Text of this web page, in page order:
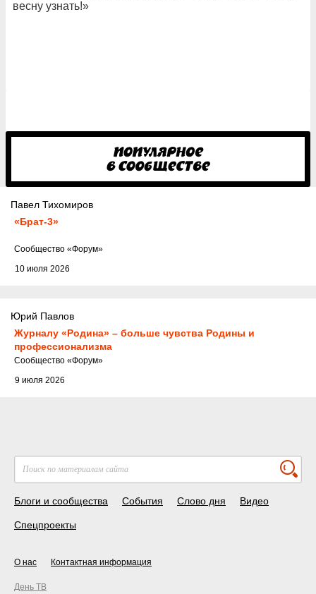
весну узнать!»
Павел Тихомиров
«Брат-3»
10 июля 2026
Cообщество «Форум»
Юрий Павлов
Журналу «Родина» – больше чувства Родины и
профессионализма
9 июля 2026
Cообщество «Форум»
Блоги и сообщества События Слово дня Видео
Спецпроекты
О нас Контактная информация
День ТВ